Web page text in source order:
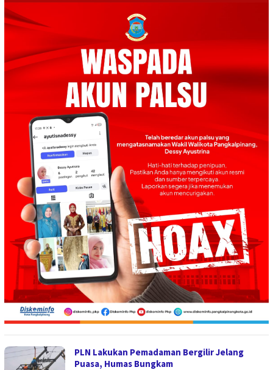
PLN Lakukan Pemadaman Bergilir Jelang
Puasa, Humas Bungkam